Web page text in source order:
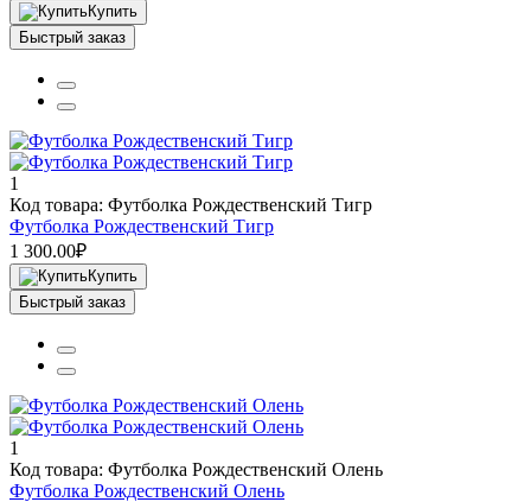
Купить
Быстрый заказ
1
Код товара: Футболка Рождественский Тигр
Футболка Рождественский Тигр
1 300.00₽
Купить
Быстрый заказ
1
Код товара: Футболка Рождественский Олень
Футболка Рождественский Олень